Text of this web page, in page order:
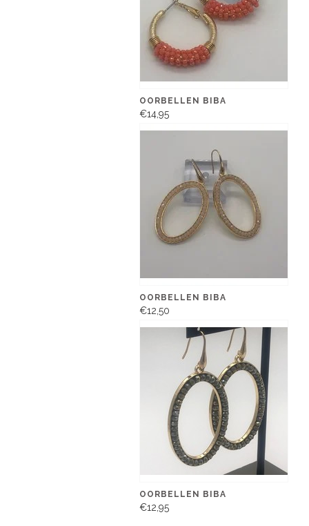
OORBELLEN BIBA
€14,95
OORBELLEN BIBA
€12,50
OORBELLEN BIBA
€12,95